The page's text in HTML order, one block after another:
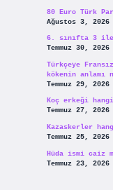
80 Euro Türk
Ağustos 3, 2026
6. sınıfta 3 ile
Temmuz 30, 2026
Türkçeye
kökenin anlamı
Temmuz 29, 2026
Koç erkeği
Temmuz 27, 2026
Kazaskerler
Temmuz 25, 2026
Hüda ismi caiz
Temmuz 23, 2026